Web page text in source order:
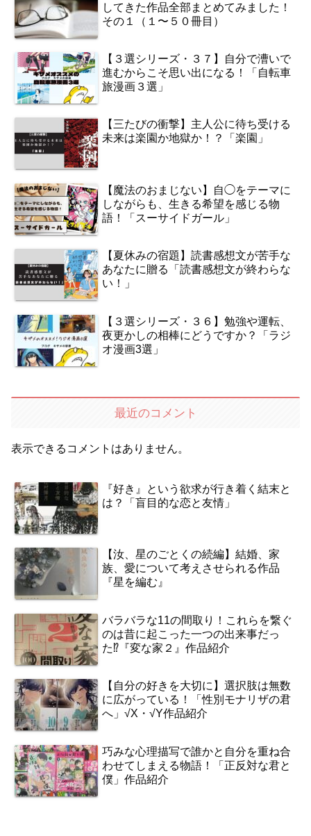
してきた作品全部まとめてみました！
その１（１〜５０冊目）
【３選シリーズ・３７】自分で漕いで
進むからこそ思い出になる！「自転車
旅漫画３選」
【三たびの衝撃】主人公に待ち受ける
未来は楽園か地獄か！？「楽園」
【魔法のおまじない】自◯をテーマに
しながらも、生きる希望を感じる物
語！「スーサイドガール」
【夏休みの宿題】読書感想文が苦手な
あなたに贈る「読書感想文が終わらな
い！」
【３選シリーズ・３６】勉強や運転、
夜更かしの相棒にどうですか？「ラジ
オ漫画3選」
最近のコメント
表示できるコメントはありません。
『好き』という欲求が行き着く結末と
は？「盲目的な恋と友情」
【汝、星のごとくの続編】結婚、家
族、愛について考えさせられる作品
『星を編む』
バラバラな11の間取り！これらを繋ぐ
のは昔に起こった一つの出来事だっ
た⁉『変な家２』作品紹介
【自分の好きを大切に】選択肢は無数
に広がっている！「性別モナリザの君
へ」√X・√Y作品紹介
巧みな心理描写で誰かと自分を重ね合
わせてしまえる物語！「正反対な君と
僕」作品紹介